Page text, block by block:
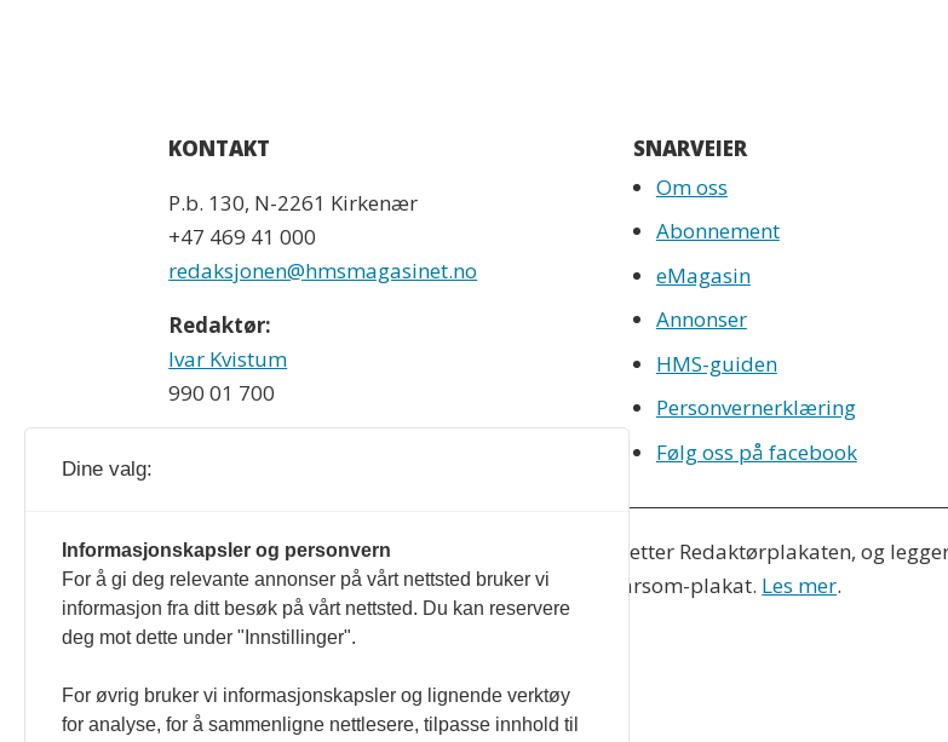
KONTAKT
P.b. 130, N-2261 Kirkenær
+47 469 41 000
redaksjonen@hmsmagasinet.no
Redaktør:
Ivar Kvistum
990 01 700
SNARVEIER
Om oss
Abonnement
eMagasin
Annonser
HMS-guiden
Personvernerklæring
Følg oss på facebook
HMS-magasinet og hmsmagasinet.no redigeres etter Redaktørplakaten, og
som er formulert i Norsk Presseforbunds Vær Varsom-plakat. Les mer.
Dine valg:
Informasjonskapsler og personvern
For å gi deg relevante annonser på vårt nettsted bruker vi
informasjon fra ditt besøk på vårt nettsted. Du kan reservere
deg mot dette under "Innstillinger".
For øvrig bruker vi informasjonskapsler og lignende verktøy
for analyse, for å sammenligne nettlesere, tilpasse innhold til